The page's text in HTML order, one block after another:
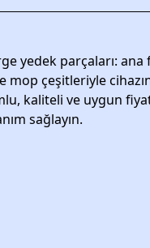
yedek parçaları: ana
mop çeşitleriyle
kaliteli ve uygun
sağlayın.